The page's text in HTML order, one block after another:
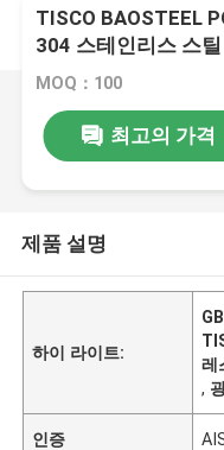
TISCO BAOSTEEL
304 스테인리스 스
MOQ：100
최고의 가격
제품 설명
하이 라이트:
레
,
인증